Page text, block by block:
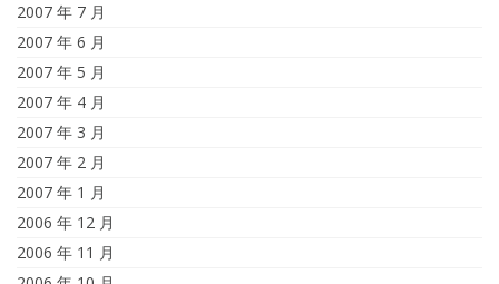
2007 年 7 月
2007 年 6 月
2007 年 5 月
2007 年 4 月
2007 年 3 月
2007 年 2 月
2007 年 1 月
2006 年 12 月
2006 年 11 月